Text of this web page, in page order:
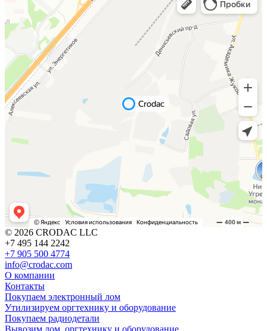
© 2026 CRODAC LLC
+7 495 144 2242
+7 905 500 4774
info@crodac.com
О компании
Контакты
Покупаем электронный лом
Утилизируем оргтехнику и оборудование
Покупаем радиодетали